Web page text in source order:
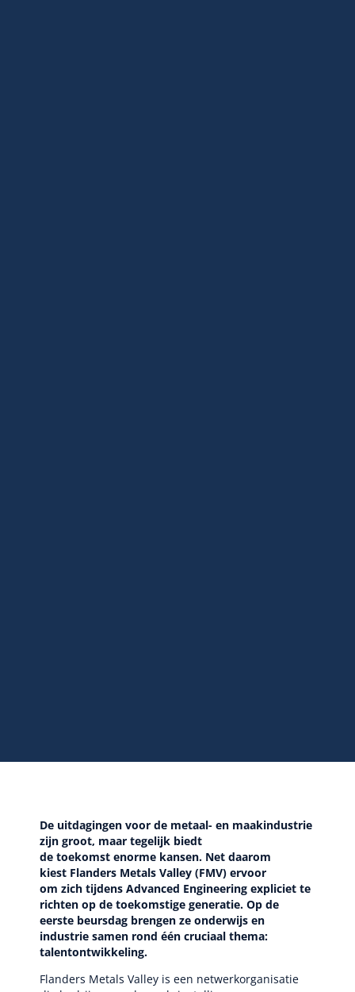
De uitdagingen voor de metaal- en maakindustrie
zijn groot, maar tegelijk biedt
de toekomst enorme kansen. Net daarom
kiest Flanders Metals Valley (FMV) ervoor
om zich tijdens Advanced Engineering expliciet te
richten op de toekomstige generatie. Op de
eerste beursdag brengen ze onderwijs en
industrie samen rond één cruciaal thema:
talentontwikkeling.
Flanders Metals Valley is een netwerkorganisatie